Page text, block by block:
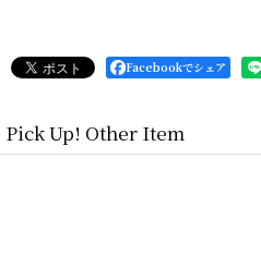
Facebookでシェア
Pick Up! Other Item